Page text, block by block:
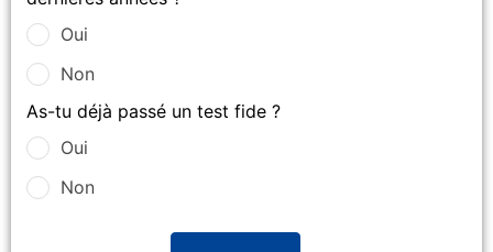
Oui
Non
As-tu déjà passé un test fide ?
Oui
Non